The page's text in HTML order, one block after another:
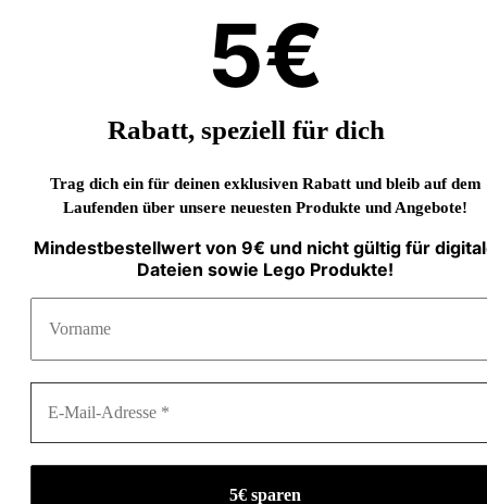
5€
Rabatt, speziell für dich
Trag dich ein für deinen exklusiven Rabatt und bleib auf dem
Laufenden über unsere neuesten Produkte und Angebote!
Mindestbestellwert von 9€ und nicht gültig für
Dateien sowie Lego Produkte!